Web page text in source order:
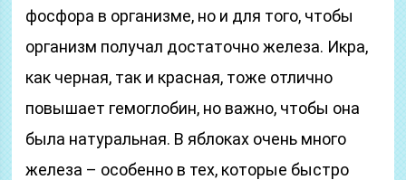
фосфора в организме, но и для того, чтобы
организм получал достаточно железа. Икра,
как черная, так и красная, тоже отлично
повышает гемоглобин, но важно, чтобы она
была натуральная. В яблоках очень много
железа – особенно в тех, которые быстро